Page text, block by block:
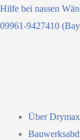
Zum
Inhalt
Hilfe bei nassen
09961-9427410
Über Drymax